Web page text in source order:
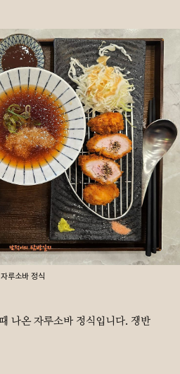
자루소바 정식
나온 자루소바 정식입니다. 쟁반